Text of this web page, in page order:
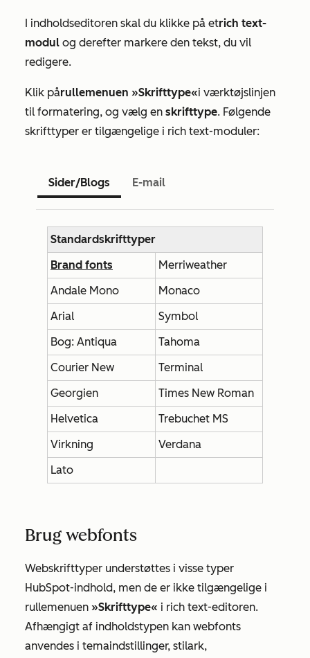
I indholdseditoren skal du klikke på etrich text-
modul og derefter markere den tekst, du vil
redigere.
Klik pårullemenuen »Skrifttype«i værktøjslinjen
til formatering, og vælg en skrifttype. Følgende
skrifttyper er tilgængelige i rich text-moduler:
Sider/Blogs E-mail
Standardskrifttyper
Brand fonts
Merriweather
Andale Mono
Monaco
Arial
Symbol
Bog: Antiqua
Tahoma
Courier New
Terminal
Georgien
Times New Roman
Helvetica
Trebuchet MS
Virkning
Verdana
Lato
Brug webfonts
Webskrifttyper understøttes i visse typer
HubSpot-indhold, men de er ikke tilgængelige i
rullemenuen »Skrifttype« i rich text-editoren.
Afhængigt af indholdstypen kan webfonts
anvendes i temaindstillinger, stilark,